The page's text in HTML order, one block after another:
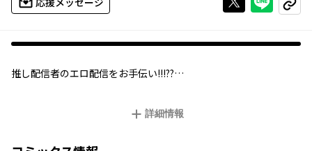
コピー
推し配信者のエロ配信をお手伝い!!!??
それは、天野が通う喫茶店の店員で密かに想いを寄せていた蓮の
突然更新が止まり蓮はバイトを辞めてしまう。
詳細情報